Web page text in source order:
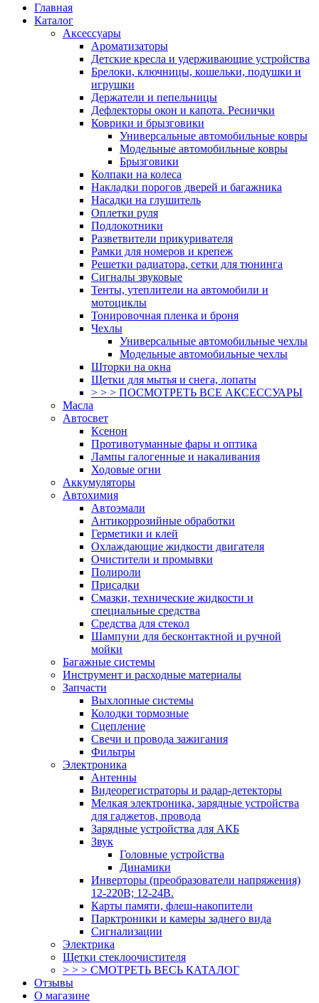
Главная
Каталог
Аксессуары
Ароматизаторы
Детские кресла и удерживающие устройства
Брелоки, ключницы, кошельки, подушки и
игрушки
Держатели и пепельницы
Дефлекторы окон и капота. Реснички
Коврики и брызговики
Универсальные автомобильные ковры
Модельные автомобильные ковры
Брызговики
Колпаки на колеса
Накладки порогов дверей и багажника
Насадки на глушитель
Оплетки руля
Подлокотники
Разветвители прикуривателя
Рамки для номеров и крепеж
Решетки радиатора, сетки для тюнинга
Сигналы звуковые
Тенты, утеплители на автомобили и
мотоциклы
Тонировочная пленка и броня
Чехлы
Универсальные автомобильные чехлы
Модельные автомобильные чехлы
Шторки на окна
Щетки для мытья и снега, лопаты
> > > ПОСМОТРЕТЬ ВСЕ АКСЕССУАРЫ
Масла
Автосвет
Ксенон
Противотуманные фары и оптика
Лампы галогенные и накаливания
Ходовые огни
Аккумуляторы
Автохимия
Автоэмали
Антикоррозийные обработки
Герметики и клей
Охлаждающие жидкости двигателя
Очистители и промывки
Полироли
Присадки
Смазки, технические жидкости и
специальные средства
Средства для стекол
Шампуни для бесконтактной и ручной
мойки
Багажные системы
Инструмент и расходные материалы
Запчасти
Выхлопные системы
Колодки тормозные
Сцепление
Свечи и провода зажигания
Фильтры
Электроника
Антенны
Видеорегистраторы и радар-детекторы
Мелкая электроника, зарядные устройства
для гаджетов, провода
Зарядные устройства для АКБ
Звук
Головные устройства
Динамики
Инверторы (преобразователи напряжения)
12-220В; 12-24В.
Карты памяти, флеш-накопители
Парктроники и камеры заднего вида
Сигнализации
Электрика
Щетки стеклоочистителя
> > > СМОТРЕТЬ ВЕСЬ КАТАЛОГ
Отзывы
О магазине